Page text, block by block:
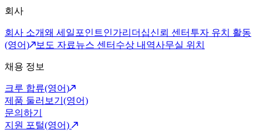
회사
회사 소개왜 세일포인트인가리더십신뢰 센터 투자 유치 활동
(영어)
보도 자료뉴스 센터 수상 내역사무실 위치
채용 정보
크루 합류(영어)
제품 둘러보기(영어)
문의하기
지원 포털(영어)